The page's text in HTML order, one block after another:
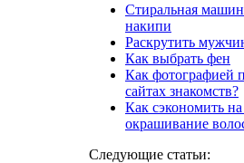
Стиральная
накипи
Раскрутить
Как выбрать фен
Как фотографией
сайтах знакомств?
Как сэкономить
окрашивание
Следующие статьи: